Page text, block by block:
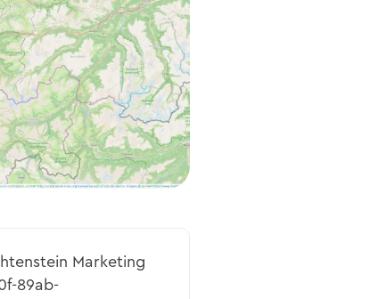
Marketing
89ab-